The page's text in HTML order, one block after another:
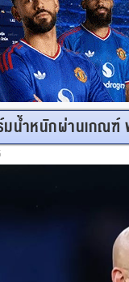
มน้ำหนักผ่านเกณฑ์